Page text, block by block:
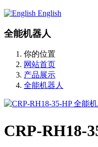
English
全能机器人
你的位置
网站首页
产品展示
全能机器人
CRP-RH18-